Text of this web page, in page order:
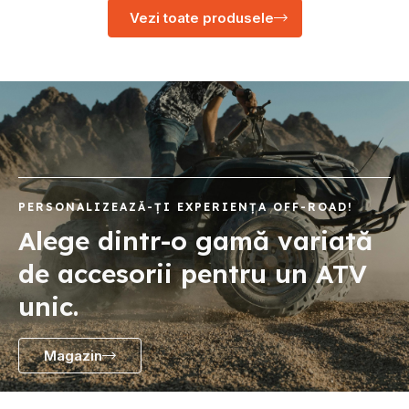
Vezi toate produsele
PERSONALIZEAZĂ-ȚI EXPERIENȚA OFF-ROAD!
Alege dintr-o gamă variată
de accesorii pentru un ATV
unic.
Magazin